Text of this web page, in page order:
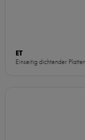
ET
Einseitig dichtender